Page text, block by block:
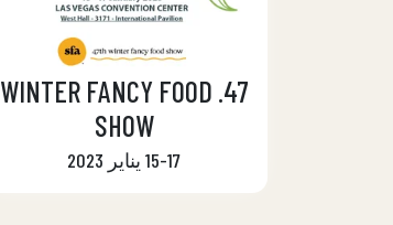
47. WINTER FANCY FOOD
SHOW
15-17 يناير 2023